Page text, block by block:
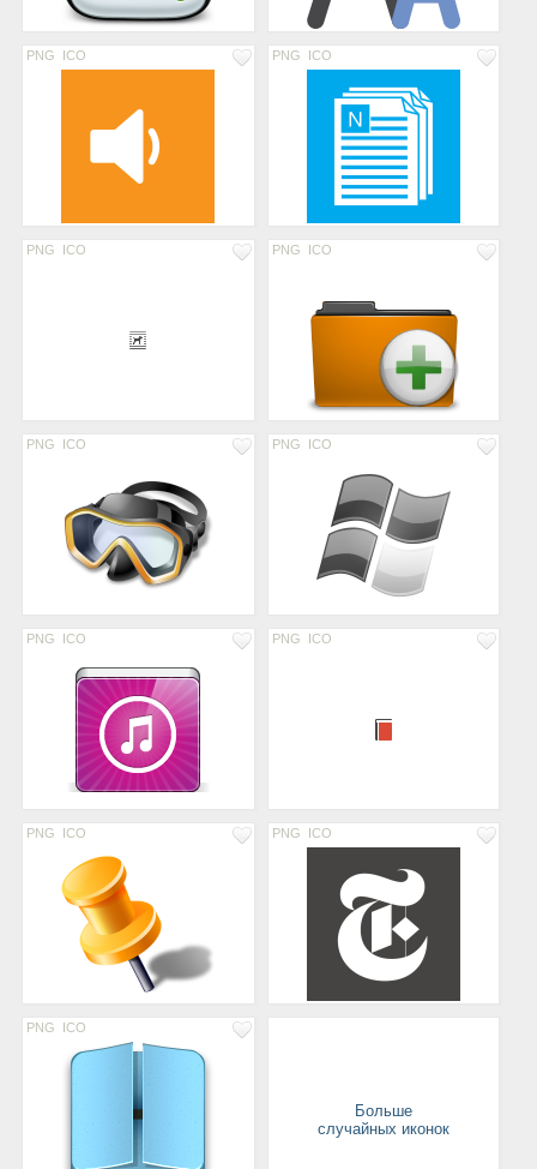
PNG ICO PNG ICO
PNG ICO PNG ICO
PNG ICO PNG ICO
PNG ICO PNG ICO
PNG ICO PNG ICO
PNG ICO
Больше
случайных иконок